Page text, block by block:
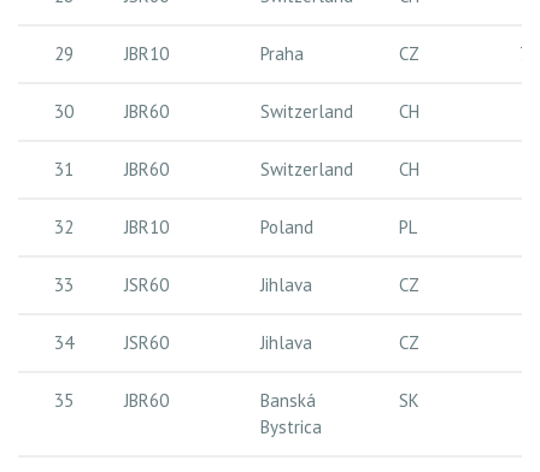
29 JBR10 Praha CZ
30 JBR60 Switzerland CH
31 JBR60 Switzerland CH
32 JBR10 Poland PL
33 JSR60 Jihlava CZ
34 JSR60 Jihlava CZ
35 JBR60
Banská
Bystrica
SK